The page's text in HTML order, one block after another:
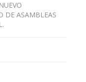
DE ASAMBLEAS